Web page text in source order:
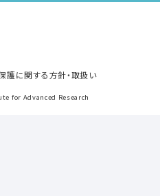
護に関する方針・取扱い
for Advanced Research